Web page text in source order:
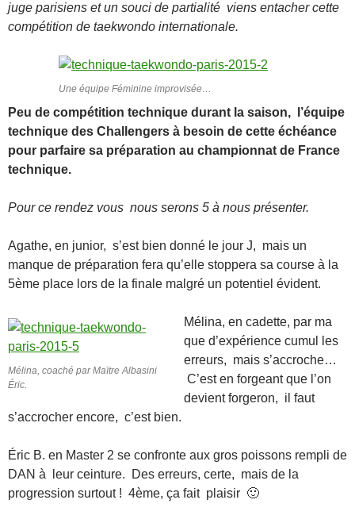
juge parisiens et un souci de partialité viens entacher cette
compétition de taekwondo internationale.
Une équipe Féminine improvisée…
Peu de compétition technique durant la saison, l’équipe
technique des Challengers à besoin de cette échéance
pour parfaire sa préparation au championnat de France
technique.
Pour ce rendez vous nous serons 5 à nous présenter.
Agathe, en junior, s’est bien donné le jour J, mais un
manque de préparation fera qu’elle stoppera sa course à la
5ème place lors de la finale malgré un potentiel évident.
Mélina, coaché par Maïtre Albasini
Éric.
Mélina, en cadette, par ma
que d’expérience cumul les
erreurs, mais s’accroche…
C’est en forgeant que l’on
devient forgeron, il faut
s’accrocher encore, c’est bien.
Éric B. en Master 2 se confronte aux gros poissons rempli de
DAN à leur ceinture. Des erreurs, certe, mais de la
progression surtout ! 4ème, ça fait plaisir 🙂